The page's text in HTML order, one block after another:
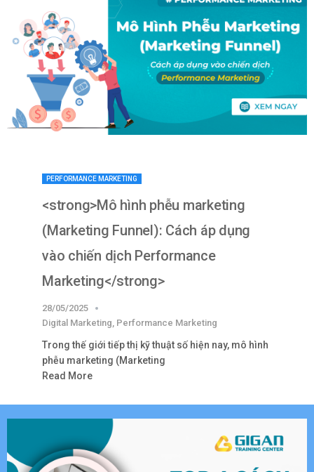
PERFORMANCE MARKETING
<strong>Mô hình phễu marketing
(Marketing Funnel): Cách áp dụng
vào chiến dịch Performance
Marketing</strong>
28/05/2025
Digital Marketing Performance Marketing
Trong thế giới tiếp thị kỹ thuật số hiện nay, mô hình
phễu marketing (Marketing
Read More